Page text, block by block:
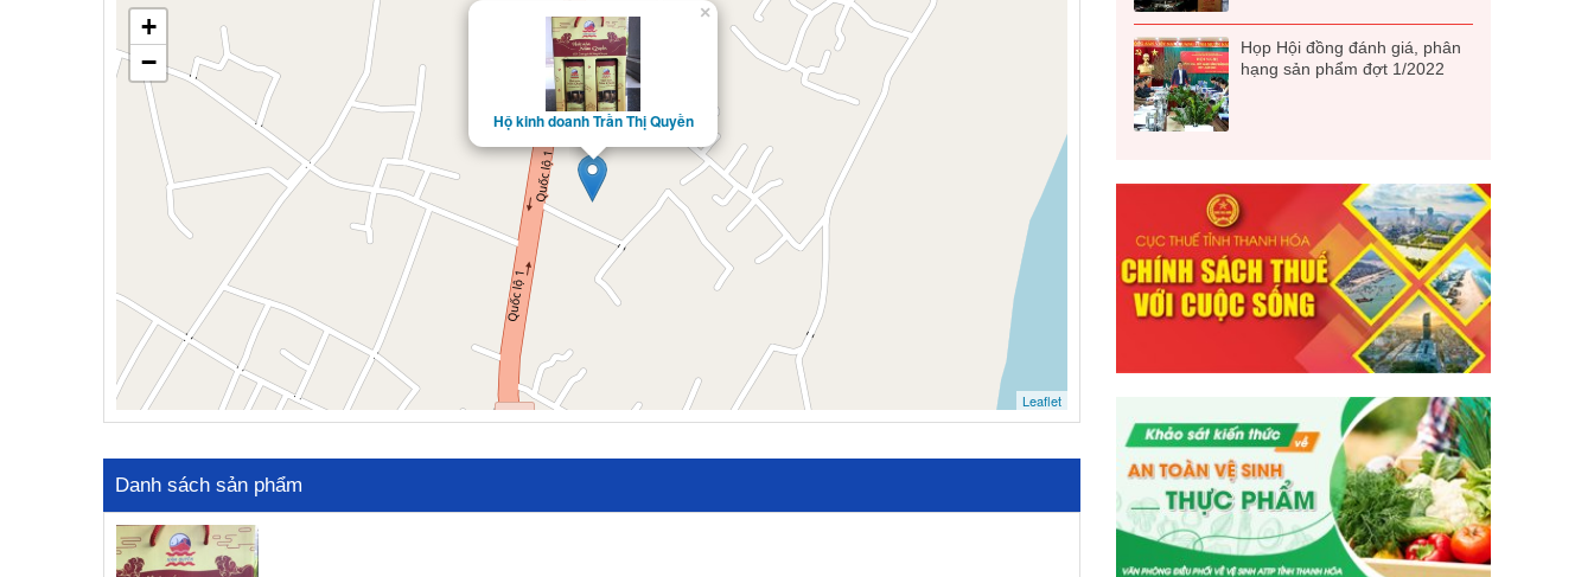
Hộ kinh doanh Trần Thị Quyền
×
+
−
Leaflet
Danh sách sản phẩm
Họp Hội đồng đánh giá, phân
hạng sản phẩm đợt 1/2022